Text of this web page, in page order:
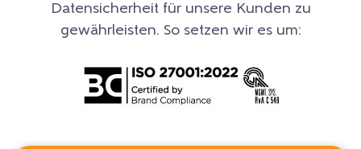
Datensicherheit für unsere Kunden zu
gewährleisten. So setzen wir es um: